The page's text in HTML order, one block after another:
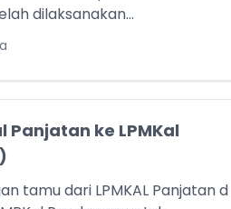
dilaksanakan...
Panjatan ke LPMKal
tamu dari LPMKAL Panjatan d